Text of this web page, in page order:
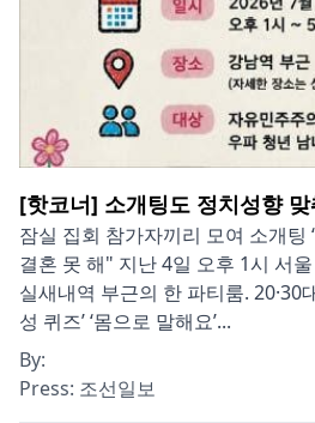
[핫코너] 소개팅도 정치성향
잠실 집회 참가자끼리 모여 소개팅
결혼 못 해" 지난 4일 오후 1시 서
실새내역 부근의 한 파티룸. 20·30
성 퀴즈’ ‘몸으로 말해요’...
By:
Press: 조선일보